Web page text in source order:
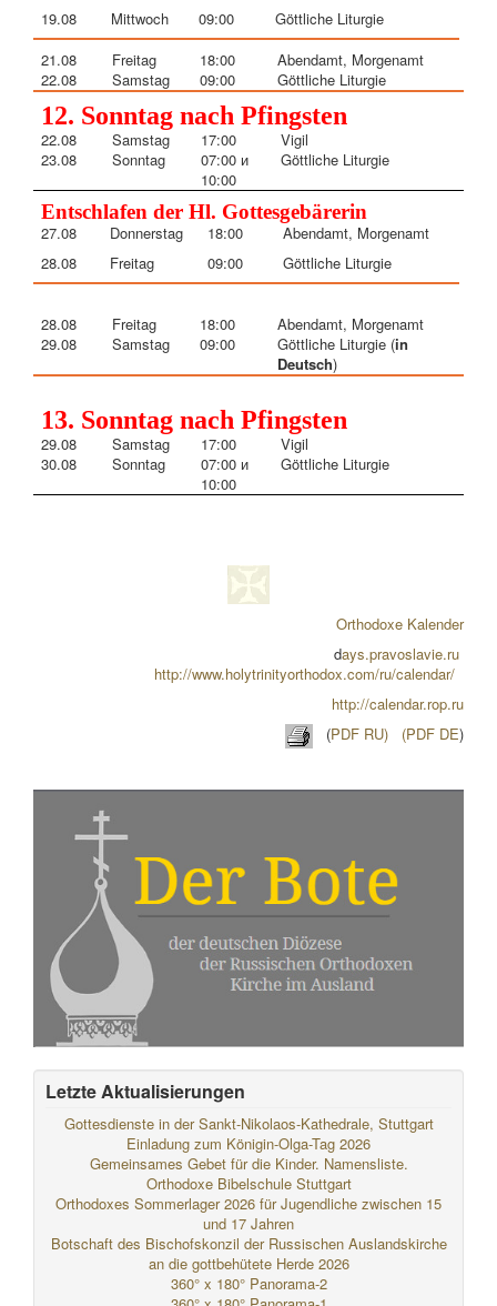
19.08
Mittwoch 09:00
Göttliche Liturgie
21.08
Freitag 18:00
Abendamt, Morgenamt
22.08
Samstag 09:00 Göttliche Liturgie
12. Sonntag nach Pfingsten
22.08 Samstag 17:00
Vigil
23.08
Sonntag
07:00 и
10:00
Göttliche Liturgie
Entschlafen der Hl. Gottesgebärerin
27.08 Donnerstag 18:00
Abendamt, Morgenamt
28.08
Freitag 09:00 Göttliche Liturgie
28.08 Freitag 18:00 Abendamt, Morgenamt
29.08
Samstag 09:00 Göttliche Liturgie (in
Deutsch)
13. Sonntag nach Pfingsten
29.08 Samstag 17:00
Vigil
30.08
Sonntag
07:00 и
10:00
Göttliche Liturgie
Orthodoxe Kalender
days.pravoslavie.ru
http://www.holytrinityorthodox.com/ru/calendar/
http://calendar.rop.ru
(PDF RU) (PDF DE)
Letzte Aktualisierungen
Gottesdienste in der Sankt-Nikolaos-Kathedrale, Stuttgart
Einladung zum Königin-Olga-Tag 2026
Gemeinsames Gebet für die Kinder. Namensliste.
Orthodoxe Bibelschule Stuttgart
Orthodoxes Sommerlager 2026 für Jugendliche zwischen 15
und 17 Jahren
Botschaft des Bischofskonzil der Russischen Auslandskirche
an die gottbehütete Herde 2026
360° x 180° Panorama-2